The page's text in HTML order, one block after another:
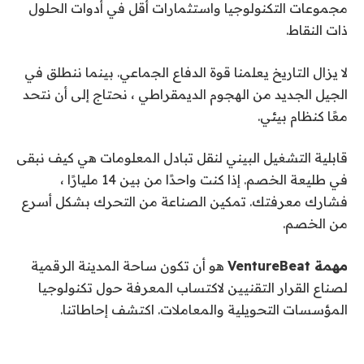
مجموعات التكنولوجيا واستثمارات أقل في أدوات الحلول
ذات النقاط.
لا يزال التاريخ يعلمنا قوة الدفاع الجماعي. بينما ننطلق في
الجيل الجديد من الهجوم الديمقراطي ، نحتاج إلى أن نتحد
معًا كنظام بيئي.
قابلية التشغيل البيني لنقل تبادل المعلومات هي كيف نبقى
في طليعة الخصم. إذا كنت واحدًا من بين 14 مليارًا ،
فشارك معرفتك. تمكين الصناعة من التحرك بشكل أسرع
من الخصم.
مهمة VentureBeat
هو أن تكون ساحة المدينة الرقمية
لصناع القرار التقنيين لاكتساب المعرفة حول تكنولوجيا
المؤسسات التحويلية والمعاملات. اكتشف إحاطاتنا.